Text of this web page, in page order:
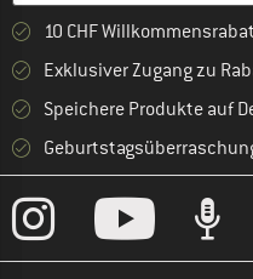
10 CHF
Exklusiver Zugang zu
Speichere Produkte auf